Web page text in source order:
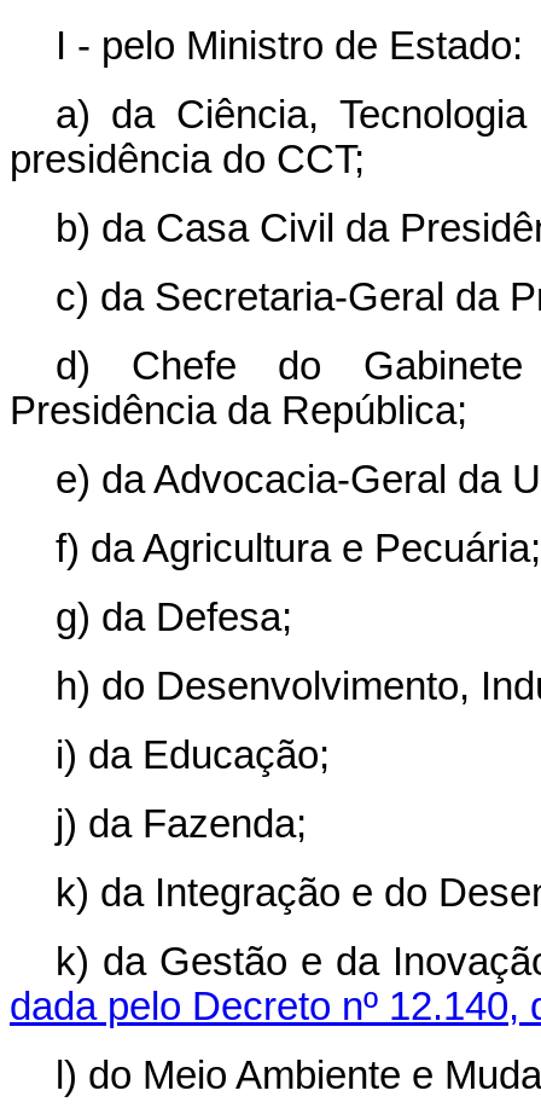
I - pelo Ministro de Estado:
a) da Ciência,
presidência do CCT;
b) da Casa Civil da
c) da Secretaria-Geral da
d) Chefe do Gabinete
Presidência da República;
e) da Advocacia-Geral da
f) da Agricultura e Pecuária;
g) da Defesa;
h) do Desenvolvimento,
i) da Educação;
j) da Fazenda;
k) da Integração e do
k) da Gestão e da
dada pelo Decreto nº 12.140,
l) do Meio Ambiente e